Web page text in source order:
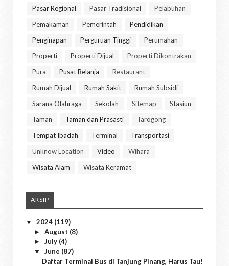
Pasar Regional
Pasar Tradisional
Pelabuhan
Pemakaman
Pemerintah
Pendidikan
Penginapan
Perguruan Tinggi
Perumahan
Properti
Properti Dijual
Properti Dikontrakan
Pura
Pusat Belanja
Restaurant
Rumah Dijual
Rumah Sakit
Rumah Subsidi
Sarana Olahraga
Sekolah Sitemap
Stasiun
Taman
Taman dan Prasasti
Tarogong
Tempat Ibadah
Terminal
Transportasi
Unknow Location
Video
Wihara
Wisata Alam
Wisata Keramat
ARSIP
▼ 2024 (119)
► August (8)
► July (4)
▼ June (87)
Daftar Terminal Bus di Tanjung Pinang, Harus Tau!